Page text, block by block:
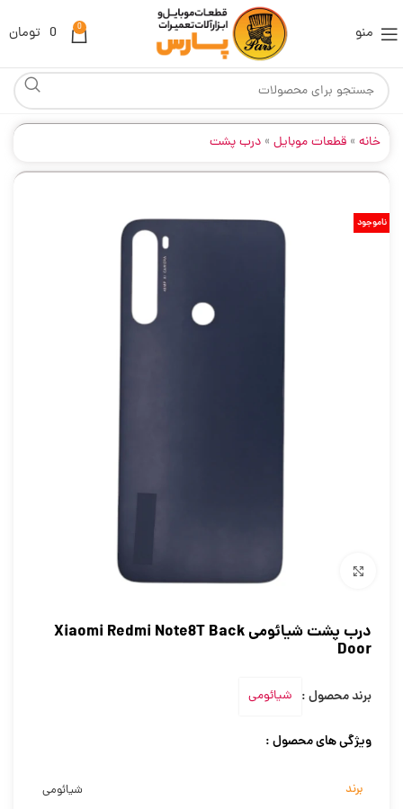
منو 0
0 تومان
خانه » قطعات موبایل » درب پشت
ناموجود
برای بزرگنمایی کلیک کنید
درب پشت شیائومی Xiaomi Redmi Note8T Back
Door
برند محصول : شیائومی
ویژگی های محصول :
برند شیائومی